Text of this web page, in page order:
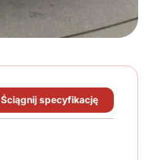
Ściągnij specyfikację